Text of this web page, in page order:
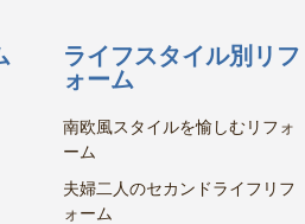
ライフスタイル別リフ
ォーム
南欧風スタイルを愉しむリフォ
ーム
夫婦二人のセカンドライフリフ
ォーム